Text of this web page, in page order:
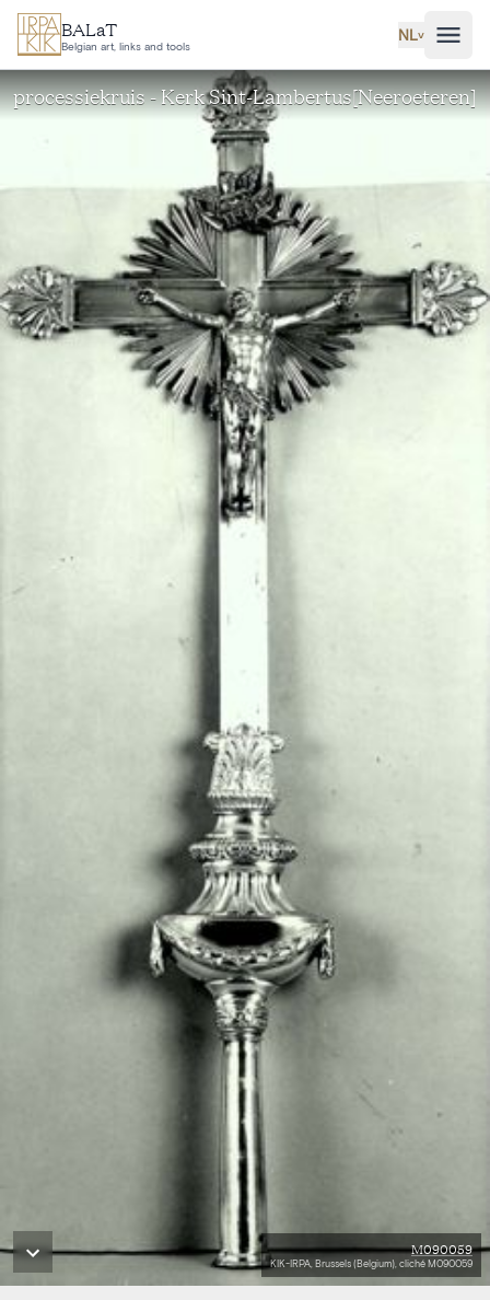
Ga naar hoofdinhoud
BALaT
Belgian art, links and tools
NL˅
processiekruis - Kerk Sint-Lambertus[Neeroeteren]
M090059
KIK-IRPA, Brussels (Belgium), cliché M090059